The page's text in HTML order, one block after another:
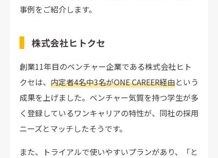
事例をご紹介します。
株式会社ヒトクセ
創業11年目のベンチャー企業である株式会社ヒト
クセは、 内定者4名中3名がONE CAREER経由という
成果を上げました。ベンチャー気質を持つ学生が多
く登録しているワンキャリアの特性が、同社の採用
ニーズとマッチしたそうです。
また、トライアルで使いやすいプランがあり、「と